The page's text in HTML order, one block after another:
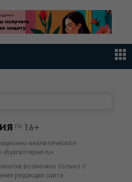
ru 16+
аналитическое
возможно только с
редакции сайта